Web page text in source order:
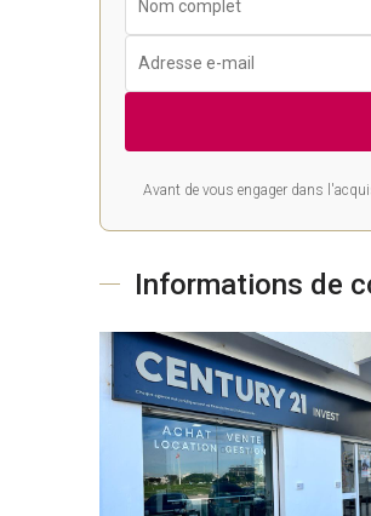
Avant de vous engager dans
Informations de